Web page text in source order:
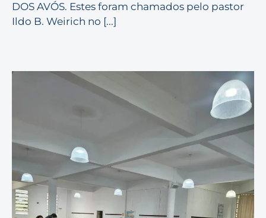
DOS AVÓS. Estes foram chamados pelo pastor
Ildo B. Weirich no [...]